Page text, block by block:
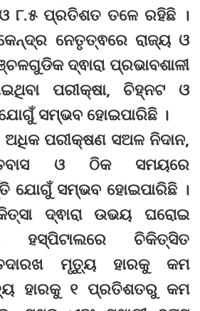
୮.୫ ପ୍ରତିଶତ ତଳେ ରହିଛି ।
ନେତୃତ୍ଵରେ ରାଜ୍ୟ ଓ
ଦ୍ଵାରା ପ୍ରଭାବଶାଳୀ
ପରୀକ୍ଷା, ଚିହ୍ନଟ ଓ
ସମ୍ଭବ ହୋଇପାରିଛି ।
ପରୀକ୍ଷଣ ସଅଳ ନିଦାନ,
ଓ ଠିକ ସମୟରେ
ଯୋଗୁଁ ସମ୍ଭବ ହୋଇପାରିଛି ।
ଦ୍ଵାରା ଉଭୟ ଘରୋଇ
ହସ୍ପିଟାଲରେ ଚିକିତ୍ସିତ
ମୃତ୍ୟୁ ହାରକୁ କମ
ହାରକୁ ୧ ପ୍ରତିଶତରୁ କମ